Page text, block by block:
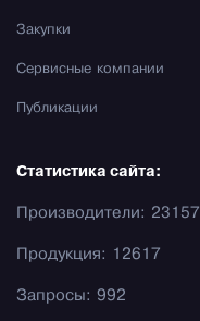
Закупки
Сервисные компании
Публикации
Статистика сайта:
Производители: 23157
Продукция: 12617
Запросы: 992